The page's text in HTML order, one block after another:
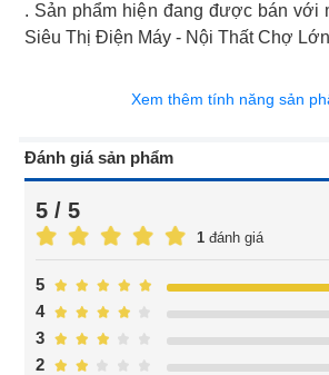
. Sản phẩm hiện đang được bán với
Siêu Thị Điện Máy - Nội Thất Chợ
Xem thêm tính năng sản
Đánh giá sản phẩm
5 / 5
1 đánh giá
2
3
4
5